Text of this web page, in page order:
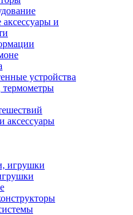
и
устройства
термометры
аксессуары
игрушки